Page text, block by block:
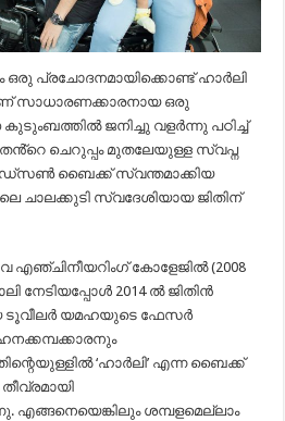
ഒരു പ്രചോദനമായിക്കൊണ്ട് ഹാർലി
സാധാരണക്കാരനായ ഒരു
ജനിച്ചു വളർന്നു പഠിച്ച്
ചെറുപ്പം മുതലേയുള്ള സ്വപ്ന
ബൈക്ക് സ്വന്തമാക്കിയ
ചാലക്കുടി സ്വദേശിയായ ജിതിന്
എഞ്ചിനീയറിംഗ് കോളേജിൽ (2008
നേടിയപ്പോൾ 2014 ൽ ജിതിൻ
ടൂവീലർ യമഹയുടെ ഫേസർ
‘ഹാർലി’ എന്ന ബൈക്ക്
എങ്ങനെയെങ്കിലും ശമ്പളമെല്ലാം